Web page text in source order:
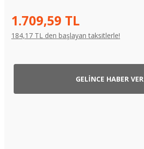
1.709,59 TL
184,17 TL den başlayan taksitlerle!
GELİNCE HABER VER